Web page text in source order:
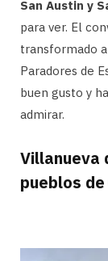
San Austin y
para ver. El
transformado
Paradores de
buen gusto y
admirar.
Villanueva
pueblos